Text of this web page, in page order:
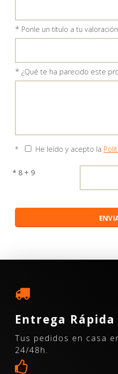
* Ponle un título a tu
* ¿Qué te ha parecido este
* He leído y acepto la
* 8 + 9
Entrega Rápida
Tus pedidos en casa
24/48h.